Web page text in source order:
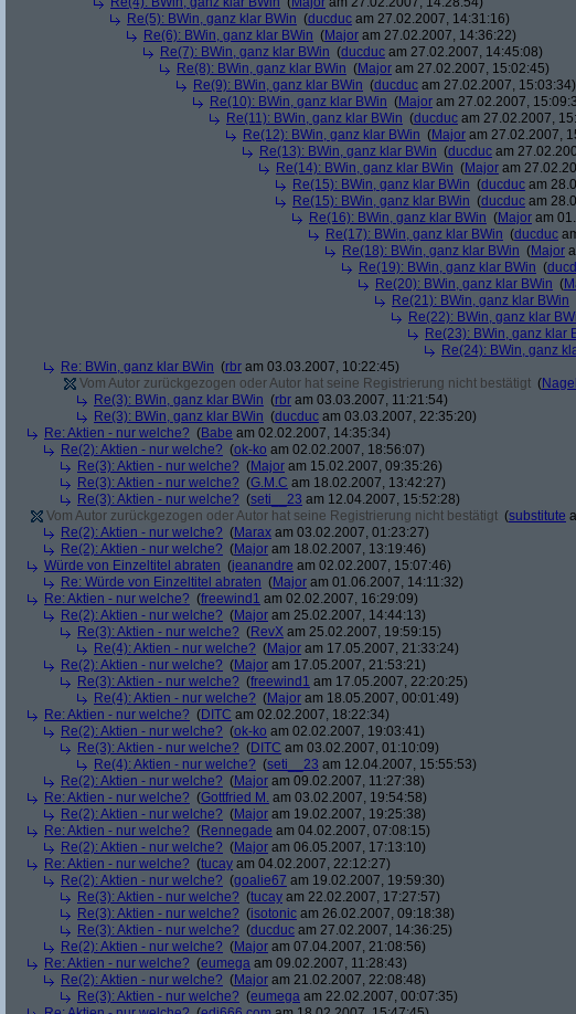
Re(5): BWin, ganz klar BWin (ducduc am 27.02.2007, 14:31:16)
Re(6): BWin, ganz klar BWin (Major am 27.02.2007, 14:36:22)
Re(7): BWin, ganz klar BWin (ducduc am 27.02.2007, 14:45:08)
Re(8): BWin, ganz klar BWin (Major am 27.02.2007, 15:02:45)
Re(9): BWin, ganz klar BWin (ducduc am 27.02.2007, 15:03:34)
Re(10): BWin, ganz klar BWin (Major am 27.02.2007,
Re(11): BWin, ganz klar BWin (ducduc am 27.02.2007,
Re(12): BWin, ganz klar BWin (Major am 27.02.2007,
Re(13): BWin, ganz klar BWin (ducduc am
Re(14): BWin, ganz klar BWin (Major am
Re(15): BWin, ganz klar BWin (ducduc am
Re(15): BWin, ganz klar BWin (ducduc am
Re(16): BWin, ganz klar BWin (Major am
Re(17): BWin, ganz klar BWin (ducduc
Re(18): BWin, ganz klar BWin (Major
Re(19): BWin, ganz klar BWin (
Re(20): BWin, ganz klar BWin (
Re(21): BWin, ganz klar BWin
Re(22): BWin, ganz klar
Re(23): BWin, ganz klar
Re(24): BWin, ganz
Re: BWin, ganz klar BWin (rbr am 03.03.2007, 10:22:45)
Vom Autor zurückgezogen oder Autor hat seine Registrierung nicht bestätigt (
Re(3): BWin, ganz klar BWin (rbr am 03.03.2007, 11:21:54)
Re(3): BWin, ganz klar BWin (ducduc am 03.03.2007, 22:35:20)
Re: Aktien - nur welche? (Babe am 02.02.2007, 14:35:34)
Re(2): Aktien - nur welche? (ok-ko am 02.02.2007, 18:56:07)
Re(3): Aktien - nur welche? (Major am 15.02.2007, 09:35:26)
Re(3): Aktien - nur welche? (G.M.C am 18.02.2007, 13:42:27)
Re(3): Aktien - nur welche? (seti__23 am 12.04.2007, 15:52:28)
Vom Autor zurückgezogen oder Autor hat seine Registrierung nicht bestätigt (substitute
Re(2): Aktien - nur welche? (Marax am 03.02.2007, 01:23:27)
Re(2): Aktien - nur welche? (Major am 18.02.2007, 13:19:46)
Würde von Einzeltitel abraten (jeanandre am 02.02.2007, 15:07:46)
Re: Würde von Einzeltitel abraten (Major am 01.06.2007, 14:11:32)
Re: Aktien - nur welche? (freewind1 am 02.02.2007, 16:29:09)
Re(2): Aktien - nur welche? (Major am 25.02.2007, 14:44:13)
Re(3): Aktien - nur welche? (RevX am 25.02.2007, 19:59:15)
Re(4): Aktien - nur welche? (Major am 17.05.2007, 21:33:24)
Re(2): Aktien - nur welche? (Major am 17.05.2007, 21:53:21)
Re(3): Aktien - nur welche? (freewind1 am 17.05.2007, 22:20:25)
Re(4): Aktien - nur welche? (Major am 18.05.2007, 00:01:49)
Re: Aktien - nur welche? (DITC am 02.02.2007, 18:22:34)
Re(2): Aktien - nur welche? (ok-ko am 02.02.2007, 19:03:41)
Re(3): Aktien - nur welche? (DITC am 03.02.2007, 01:10:09)
Re(4): Aktien - nur welche? (seti__23 am 12.04.2007, 15:55:53)
Re(2): Aktien - nur welche? (Major am 09.02.2007, 11:27:38)
Re: Aktien - nur welche? (Gottfried M. am 03.02.2007, 19:54:58)
Re(2): Aktien - nur welche? (Major am 19.02.2007, 19:25:38)
Re: Aktien - nur welche? (Rennegade am 04.02.2007, 07:08:15)
Re(2): Aktien - nur welche? (Major am 06.05.2007, 17:13:10)
Re: Aktien - nur welche? (tucay am 04.02.2007, 22:12:27)
Re(2): Aktien - nur welche? (goalie67 am 19.02.2007, 19:59:30)
Re(3): Aktien - nur welche? (tucay am 22.02.2007, 17:27:57)
Re(3): Aktien - nur welche? (isotonic am 26.02.2007, 09:18:38)
Re(3): Aktien - nur welche? (ducduc am 27.02.2007, 14:36:25)
Re(2): Aktien - nur welche? (Major am 07.04.2007, 21:08:56)
Re: Aktien - nur welche? (eumega am 09.02.2007, 11:28:43)
Re(2): Aktien - nur welche? (Major am 21.02.2007, 22:08:48)
Re(3): Aktien - nur welche? (eumega am 22.02.2007, 00:07:35)